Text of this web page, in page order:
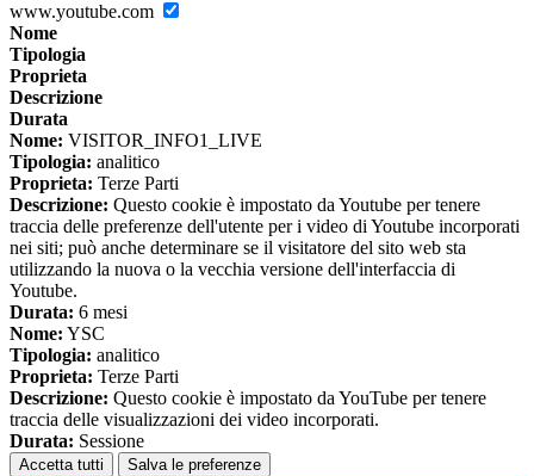
www.youtube.com
Nome
Tipologia
Proprieta
Descrizione
Durata
Nome: VISITOR_INFO1_LIVE
Tipologia: analitico
Proprieta: Terze Parti
Descrizione: Questo cookie è impostato da Youtube per tenere
traccia delle preferenze dell'utente per i video di Youtube incorporati
nei siti; può anche determinare se il visitatore del sito web sta
utilizzando la nuova o la vecchia versione dell'interfaccia di
Youtube.
Durata: 6 mesi
Nome: YSC
Tipologia: analitico
Proprieta: Terze Parti
Descrizione: Questo cookie è impostato da YouTube per tenere
traccia delle visualizzazioni dei video incorporati.
Durata: Sessione
Accetta tutti Salva le preferenze